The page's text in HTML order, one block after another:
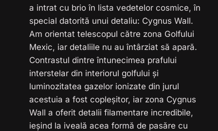
a intrat cu brio în lista vedetelor cosmice, în
special datorită unui detaliu: Cygnus Wall.
Am orientat telescopul către zona Golfului
Mexic, iar detaliile nu au întârziat să apară.
Contrastul dintre întunecimea prafului
interstelar din interiorul golfului și
luminozitatea gazelor ionizate din jurul
acestuia a fost copleșitor, iar zona Cygnus
Wall a oferit detalii filamentare incredibile,
ieșind la iveală acea formă de pasăre cu